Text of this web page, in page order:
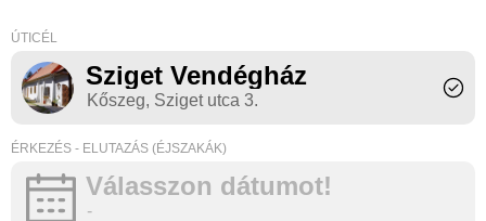
ÚTICÉL
Sziget Vendégház
Kőszeg, Sziget utca 3.
ÉRKEZÉS - ELUTAZÁS (ÉJSZAKÁK)
Válasszon dátumot!
-